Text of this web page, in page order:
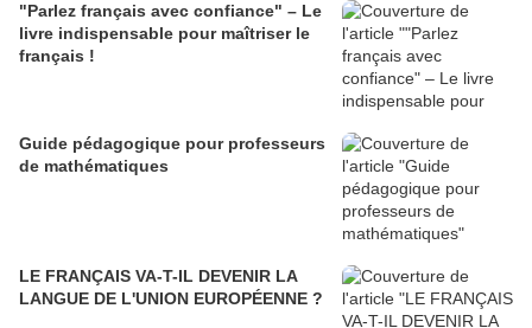
"Parlez français avec confiance" – Le
livre indispensable pour maîtriser le
français !
Guide pédagogique pour professeurs
de mathématiques
LE FRANÇAIS VA-T-IL DEVENIR LA
LANGUE DE L'UNION EUROPÉENNE ?